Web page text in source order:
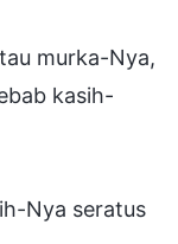
murka-Nya,
kasih-
Nya seratus